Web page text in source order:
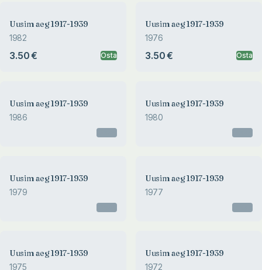
Uusim aeg 1917-1939
1982
3.50 € Osta
Uusim aeg 1917-1939
1976
3.50 € Osta
Uusim aeg 1917-1939
1986
Uusim aeg 1917-1939
1980
Uusim aeg 1917-1939
1979
Uusim aeg 1917-1939
1977
Uusim aeg 1917-1939
1975
Uusim aeg 1917-1939
1972